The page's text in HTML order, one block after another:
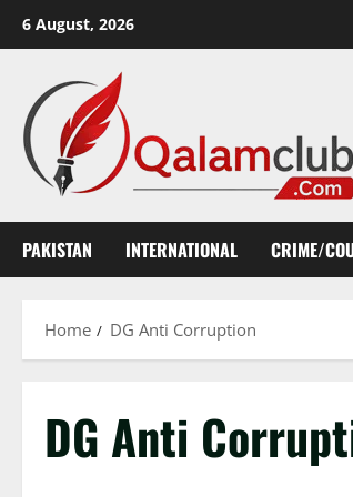
6 August, 2026
PAKISTAN INTERNATIONAL CRIME/
Home DG Anti Corruption
DG Anti